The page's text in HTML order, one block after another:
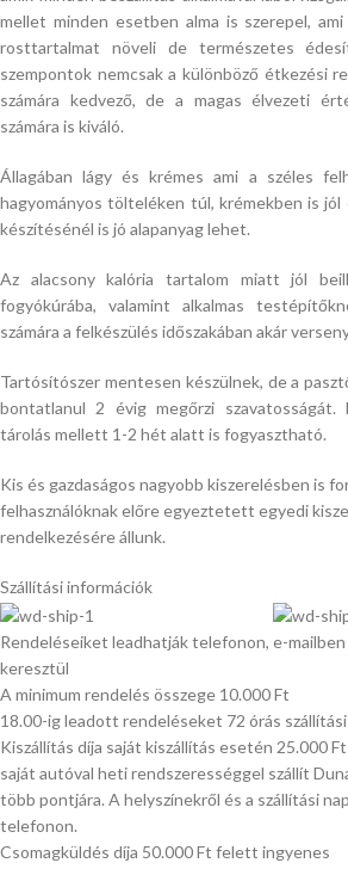
mellet minden esetben alma is szerepel,
rosttartalmat növeli de természetes
szempontok nemcsak a különböző étkezési
számára kedvező, de a magas élvezeti
számára is kiváló.
Állagában lágy és krémes ami a széles
hagyományos tölteléken túl, krémekben is jól
készítésénél is jó alapanyag lehet.
Az alacsony kalória tartalom miatt jól
fogyókúrába, valamint alkalmas
számára a felkészülés időszakában akár
Tartósítószer mentesen készülnek, de a
bontatlanul 2 évig megőrzi
tárolás mellett 1-2 hét alatt is fogyasztható.
Kis és gazdaságos nagyobb kiszerelésben is
felhasználóknak előre egyeztetett egyedi
rendelkezésére állunk.
Szállítási információk
Rendeléseiket leadhatják telefonon, e-
keresztül
A minimum rendelés összege 10.000 Ft
18.00-ig leadott rendeléseket 72 órás
Kiszállítás díja saját kiszállítás esetén 25.000
saját autóval heti rendszerességgel szállít
több pontjára. A helyszínekről és a szállítási
telefonon.
Csomagküldés díja 50.000 Ft felett ingyenes